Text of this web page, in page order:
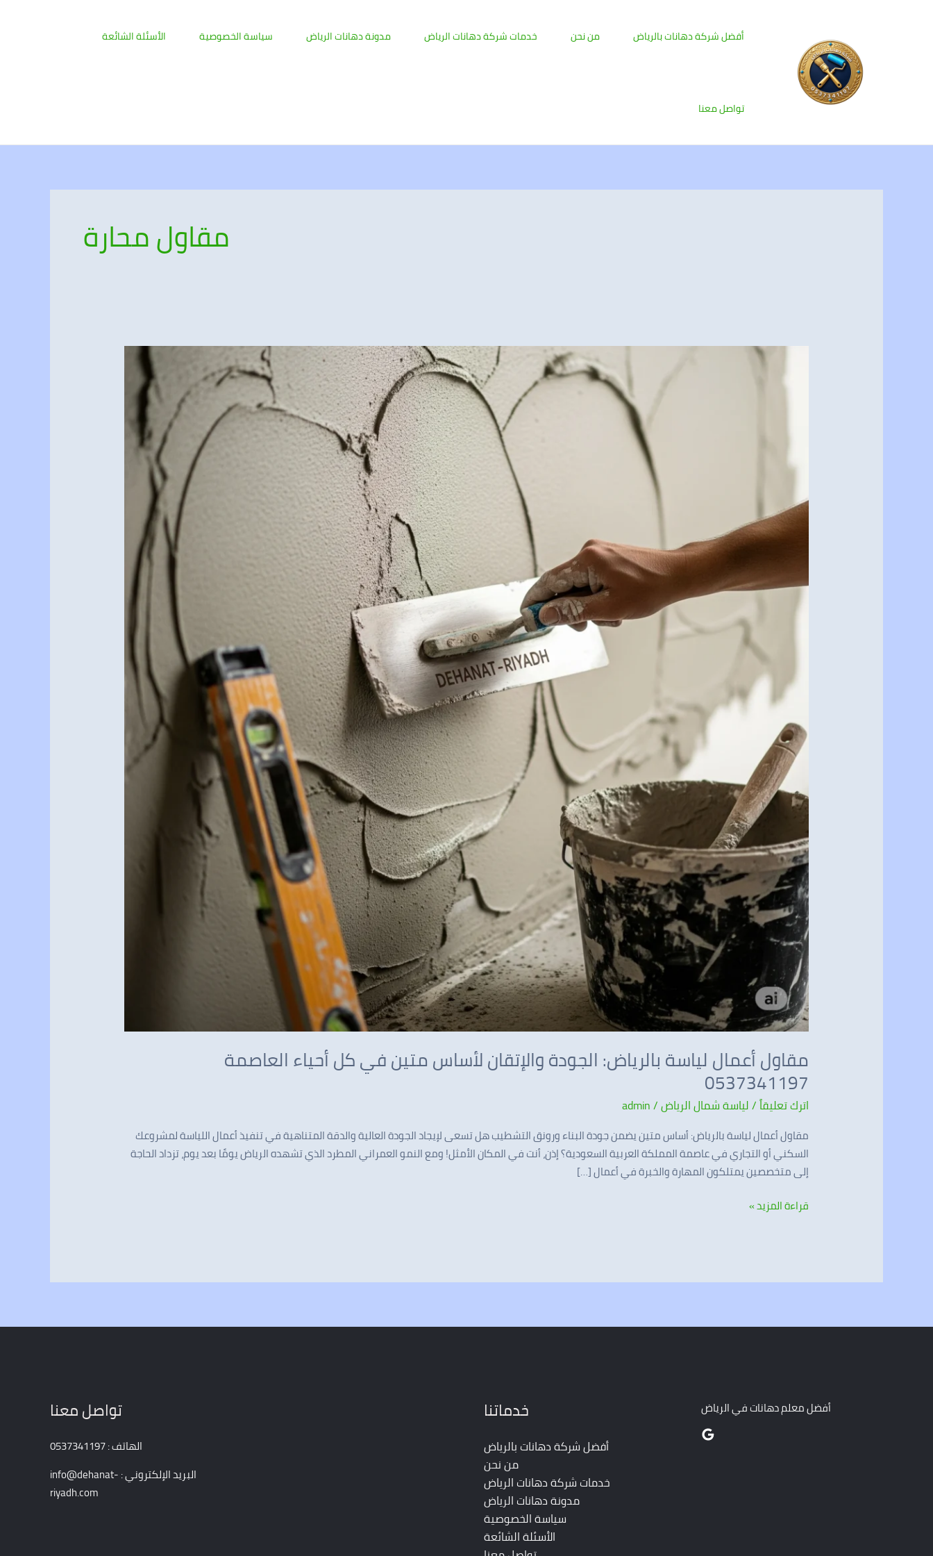
أفضل شركة دهانات بالرياض من نحن خدمات شركة دهانات الرياض مدونة دهانات الرياض سياسة الخصوصية الأسئلة الشائعة
تواصل معنا
مقاول محارة
مقاول أعمال لياسة بالرياض: الجودة والإتقان لأساس متين في كل أحياء العاصمة
0537341197
اترك تعليقاً/لياسة شمال الرياض/
admin
مقاول أعمال لياسة بالرياض: أساس متين يضمن جودة البناء ورونق التشطيب هل تسعى لإيجاد الجودة العالية والدقة المتناهية في تنفيذ أعمال اللياسة لمشروعك
السكني أو التجاري في عاصمة المملكة العربية السعودية؟ إذن، أنت في المكان الأمثل! ومع النمو العمراني المطرد الذي تشهده الرياض يومًا بعد يوم، تزداد الحاجة
إلى متخصصين يمتلكون المهارة والخبرة في أعمال […]
أعمال
لياسة
لأساس
في
كل
أحياء
0537341197
قراءة المزيد »
أفضل معلم دهانات في الرياض خدماتنا
أفضل شركة دهانات بالرياض
من نحن
خدمات شركة دهانات الرياض
مدونة دهانات الرياض
سياسة الخصوصية
الأسئلة الشائعة
تواصل معنا
الهاتف : 0537341197
البريد الإلكتروني : info@dehanat-
riyadh.com